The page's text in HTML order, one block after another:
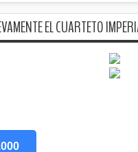
EL CUARTETO